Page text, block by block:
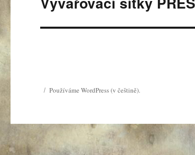
Používáme WordPress (v češtině).